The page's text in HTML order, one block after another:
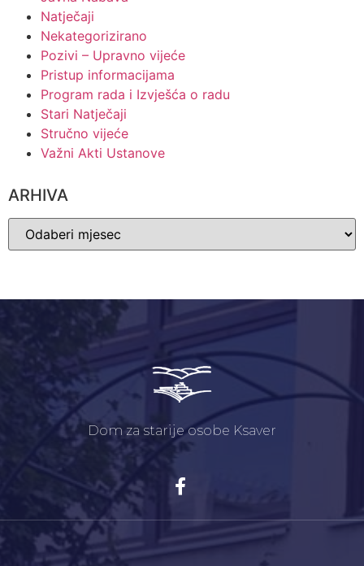
Natječaji
Nekategorizirano
Pozivi – Upravno vijeće
Pristup informacijama
Program rada i Izvješća o radu
Stari Natječaji
Stručno vijeće
Važni Akti Ustanove
ARHIVA
Dom za starije osobe Ksaver